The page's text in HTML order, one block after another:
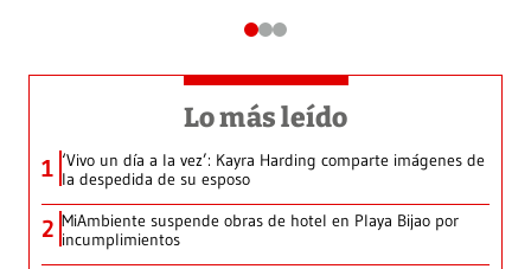
Lo más leído
1 ‘Vivo un día a la vez’: Kayra Harding comparte imágenes de
la despedida de su esposo
2 MiAmbiente suspende obras de hotel en Playa Bijao por
incumplimientos